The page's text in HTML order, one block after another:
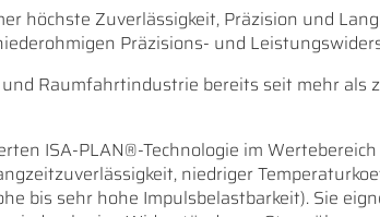
höchste Zuverlässigkeit, Präzision und
Präzisions- und
Raumfahrtindustrie bereits seit mehr als
ISA-PLAN®-Technologie im
niedriger
bis sehr hohe Impulsbelastbarkeit). Sie